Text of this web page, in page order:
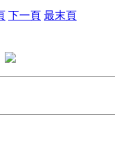
下一頁 最末頁